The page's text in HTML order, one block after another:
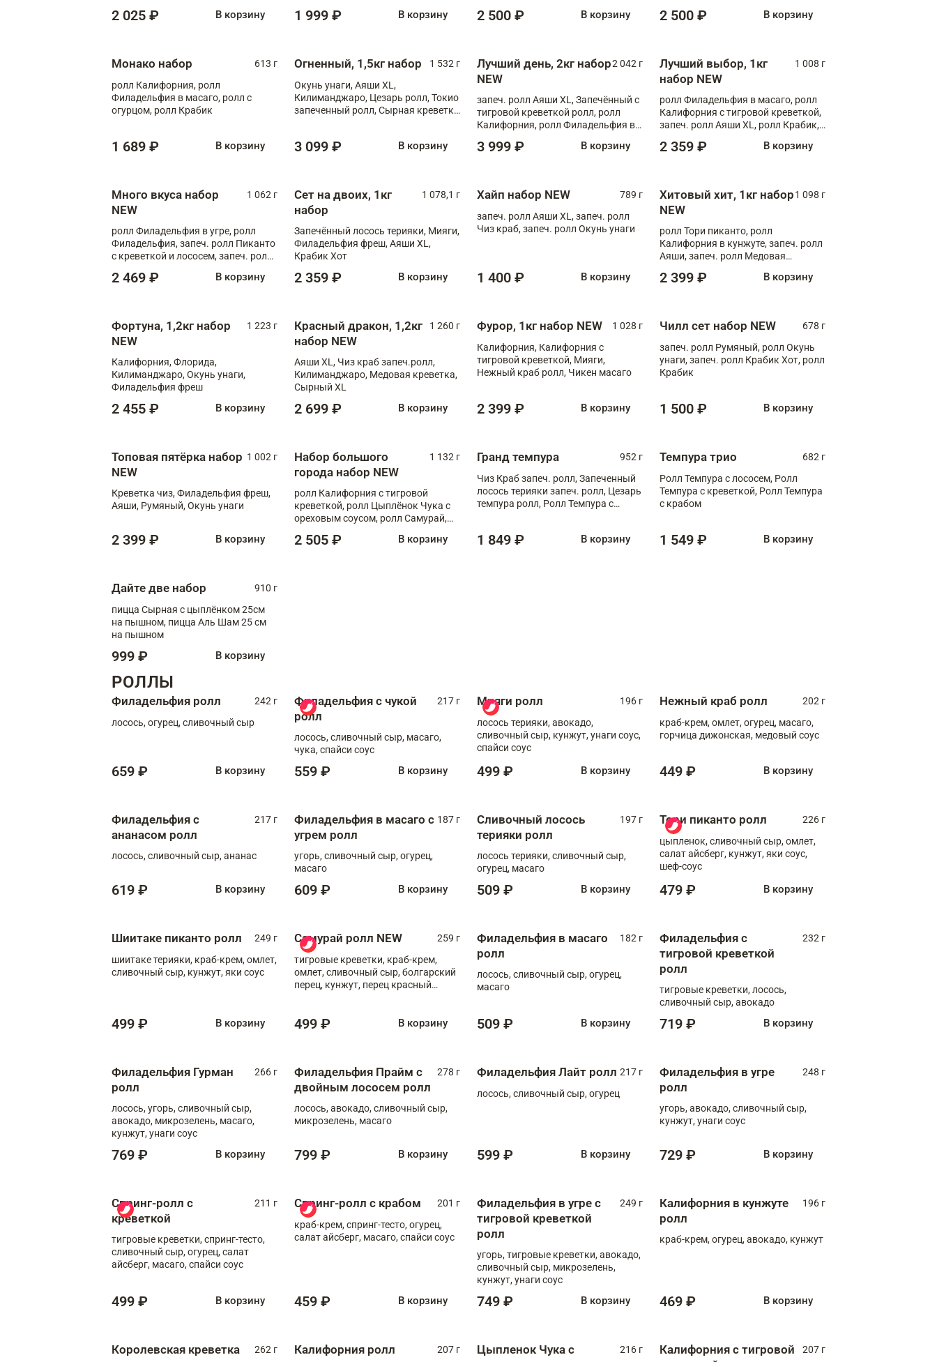
2 025 ₽ В корзину 1 999 ₽ В корзину
XL, запеч. ролл Крабик Хот
2 500 ₽ В корзину 2 500 ₽ В корзину
Монако набор
613 г
ролл Калифорния, ролл
Филадельфия в масаго, ролл с
огурцом, ролл Крабик
1 689 ₽ В корзину
Огненный, 1,5кг набор
1 532 г
Окунь унаги, Аяши XL,
Килиманджаро, Цезарь ролл, Токио
запеченный ролл, Сырная креветка
3 099 ₽ В корзину
Лучший день, 2кг набор
NEW
2 042 г
запеч. ролл Аяши XL, Запечённый с
тигровой креветкой ролл, ролл
Калифорния, ролл Филадельфия в
запеч. ролл Моцарелломания, ролл
3 999 ₽ В корзину
Лучший выбор, 1кг
набор NEW
1 008 г
ролл Филадельфия в масаго, ролл
Калифорния с тигровой креветкой,
запеч. ролл Аяши XL, ролл Крабик,
2 359 ₽ В корзину
Много вкуса набор
NEW
1 062 г
ролл Филадельфия в угре, ролл
Филадельфия, запеч. ролл Пиканто
с креветкой и лососем, запеч. ролл
2 469 ₽ В корзину
Сет на двоих, 1кг
набор
1 078,1 г
Запечённый лосось терияки, Мияги,
Филадельфия фреш, Аяши XL,
Крабик Хот
2 359 ₽ В корзину
Хайп набор NEW
789 г
запеч. ролл Аяши XL, запеч. ролл
Чиз краб, запеч. ролл Окунь унаги
1 400 ₽ В корзину
Хитовый хит, 1кг набор
NEW
1 098 г
ролл Тори пиканто, ролл
Калифорния в кунжуте, запеч. ролл
Аяши, запеч. ролл Медовая
чукой
2 399 ₽ В корзину
Фортуна, 1,2кг набор
NEW
1 223 г
Калифорния, Флорида,
Килиманджаро, Окунь унаги,
Филадельфия фреш
2 455 ₽ В корзину
Красный дракон, 1,2кг
набор NEW
1 260 г
Аяши XL, Чиз краб запеч.ролл,
Килиманджаро, Медовая креветка,
Сырный XL
2 699 ₽ В корзину
Фурор, 1кг набор NEW
1 028 г
Калифорния, Калифорния с
тигровой креветкой, Мияги,
Нежный краб ролл, Чикен масаго
2 399 ₽ В корзину
Чилл сет набор NEW
678 г
запеч. ролл Румяный, ролл Окунь
унаги, запеч. ролл Крабик Хот, ролл
Крабик
1 500 ₽ В корзину
Топовая пятёрка набор
NEW
1 002 г
Креветка чиз, Филадельфия фреш,
Аяши, Румяный, Окунь унаги
2 399 ₽ В корзину
Набор большого
города набор NEW
1 132 г
ролл Калифорния с тигровой
креветкой, ролл Цыплёнок Чука с
ореховым соусом, ролл Самурай,
ролл с крабом
2 505 ₽ В корзину
Гранд темпура
952 г
Чиз Краб запеч. ролл, Запеченный
лосось терияки запеч. ролл, Цезарь
темпура ролл, Ролл Темпура с
1 849 ₽ В корзину
Темпура трио
682 г
Ролл Темпура с лососем, Ролл
Темпура с креветкой, Ролл Темпура
с крабом
1 549 ₽ В корзину
Дайте две набор
910 г
пицца Сырная с цыплёнком 25см
на пышном, пицца Аль Шам 25 см
на пышном
999 ₽ В корзину
РОЛЛЫ
Филадельфия ролл
242 г
лосось, огурец, сливочный сыр
659 ₽ В корзину
Филадельфия с чукой
ролл
217 г
лосось, сливочный сыр, масаго,
чука, спайси соус
559 ₽ В корзину
Мияги ролл
196 г
лосось терияки, авокадо,
сливочный сыр, кунжут, унаги соус,
спайси соус
499 ₽ В корзину
Нежный краб ролл
202 г
краб-крем, омлет, огурец, масаго,
горчица дижонская, медовый соус
449 ₽ В корзину
Филадельфия с
ананасом ролл
217 г
лосось, сливочный сыр, ананас
619 ₽ В корзину
Филадельфия в масаго с
угрем ролл
187 г
угорь, сливочный сыр, огурец,
масаго
609 ₽ В корзину
Сливочный лосось
терияки ролл
197 г
лосось терияки, сливочный сыр,
огурец, масаго
509 ₽ В корзину
Тори пиканто ролл
226 г
цыпленок, сливочный сыр, омлет,
салат айсберг, кунжут, яки соус,
шеф-соус
479 ₽ В корзину
Шиитаке пиканто ролл
249 г
шиитаке терияки, краб-крем, омлет,
сливочный сыр, кунжут, яки соус
499 ₽ В корзину
Самурай ролл NEW
259 г
тигровые креветки, краб-крем,
омлет, сливочный сыр, болгарский
перец, кунжут, перец красный
499 ₽ В корзину
Филадельфия в масаго
ролл
182 г
лосось, сливочный сыр, огурец,
масаго
509 ₽ В корзину
Филадельфия с
тигровой креветкой
ролл
232 г
тигровые креветки, лосось,
сливочный сыр, авокадо
719 ₽ В корзину
Филадельфия Гурман
ролл
266 г
лосось, угорь, сливочный сыр,
авокадо, микрозелень, масаго,
кунжут, унаги соус
769 ₽ В корзину
Филадельфия Прайм с
двойным лососем ролл
278 г
лосось, авокадо, сливочный сыр,
микрозелень, масаго
799 ₽ В корзину
Филадельфия Лайт ролл 217 г
лосось, сливочный сыр, огурец
599 ₽ В корзину
Филадельфия в угре
ролл
248 г
угорь, авокадо, сливочный сыр,
кунжут, унаги соус
729 ₽ В корзину
Спринг-ролл с
креветкой
211 г
тигровые креветки, спринг-тесто,
сливочный сыр, огурец, салат
айсберг, масаго, спайси соус
499 ₽ В корзину
Спринг-ролл с крабом
201 г
краб-крем, спринг-тесто, огурец,
салат айсберг, масаго, спайси соус
459 ₽ В корзину
Филадельфия в угре с
тигровой креветкой
ролл
249 г
угорь, тигровые креветки, авокадо,
сливочный сыр, микрозелень,
кунжут, унаги соус
749 ₽ В корзину
Калифорния в кунжуте
ролл
196 г
краб-крем, огурец, авокадо, кунжут
469 ₽ В корзину
Королевская креветка
262 г Калифорния ролл 207 г
Цыпленок Чука с
216 г
Калифорния с тигровой
207 г